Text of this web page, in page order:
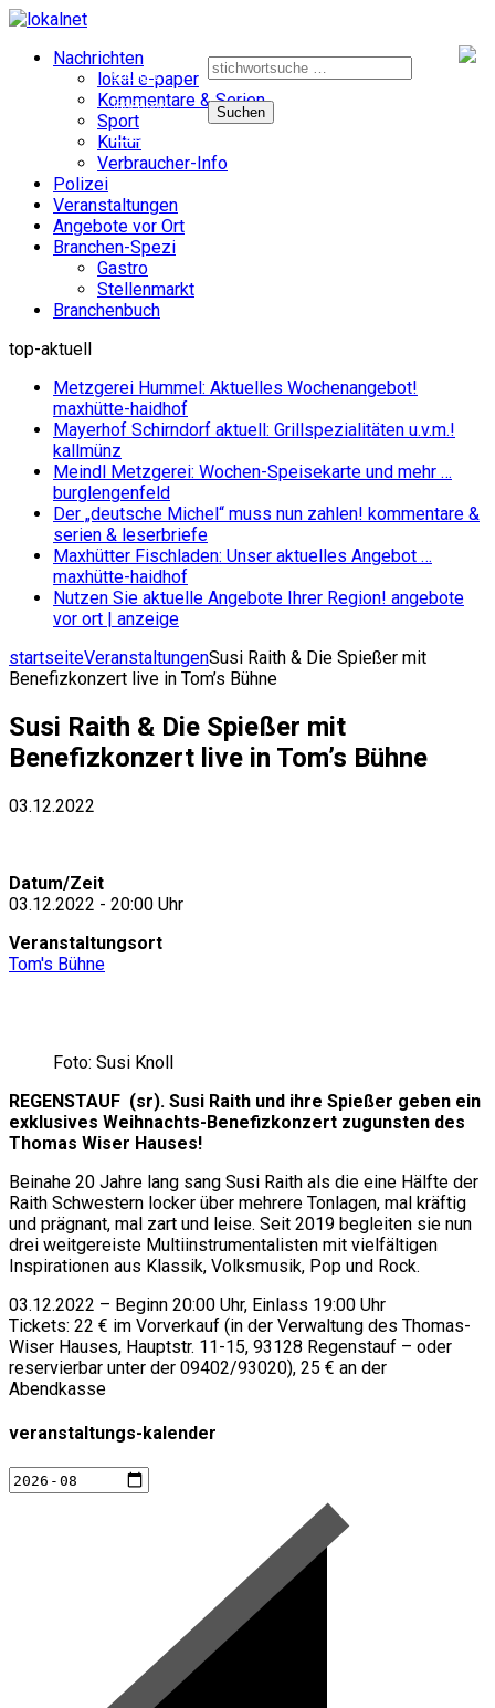
nach:
e-paper
facebook
instagram
Nachrichten
lokal e-paper
Kommentare & Serien
Sport
Kultur
Verbraucher-Info
Polizei
Veranstaltungen
Angebote vor Ort
Branchen-Spezi
Gastro
Stellenmarkt
Branchenbuch
top-aktuell
Metzgerei Hummel: Aktuelles Wochenangebot!
maxhütte-haidhof
Mayerhof Schirndorf aktuell: Grillspezialitäten u.v.m.!
kallmünz
Meindl Metzgerei: Wochen-Speisekarte und mehr …
burglengenfeld
Der „deutsche Michel“ muss nun zahlen! kommentare &
serien & leserbriefe
Maxhütter Fischladen: Unser aktuelles Angebot …
maxhütte-haidhof
Nutzen Sie aktuelle Angebote Ihrer Region! angebote
vor ort | anzeige
startseiteVeranstaltungenSusi Raith & Die Spießer mit
Benefizkonzert live in Tom’s Bühne
Susi Raith & Die Spießer mit
Benefizkonzert live in Tom’s Bühne
03.12.2022
Datum/Zeit
03.12.2022 - 20:00 Uhr
Veranstaltungsort
Tom's Bühne
Foto: Susi Knoll
REGENSTAUF (sr). Susi Raith und ihre Spießer geben ein
exklusives Weihnachts-Benefizkonzert zugunsten des
Thomas Wiser Hauses!
Beinahe 20 Jahre lang sang Susi Raith als die eine Hälfte der
Raith Schwestern locker über mehrere Tonlagen, mal kräftig
und prägnant, mal zart und leise. Seit 2019 begleiten sie nun
drei weitgereiste Multiinstrumentalisten mit vielfältigen
Inspirationen aus Klassik, Volksmusik, Pop und Rock.
03.12.2022 – Beginn 20:00 Uhr, Einlass 19:00 Uhr
Tickets: 22 € im Vorverkauf (in der Verwaltung des Thomas-
Wiser Hauses, Hauptstr. 11-15, 93128 Regenstauf – oder
reservierbar unter der 09402/93020), 25 € an der
Abendkasse
veranstaltungs-kalender